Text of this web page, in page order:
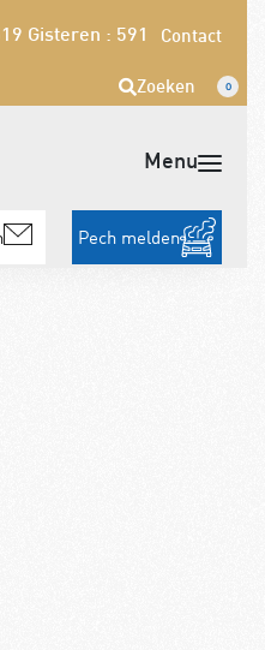
Gisteren : 591 Contact
Zoeken 0
Pech melden